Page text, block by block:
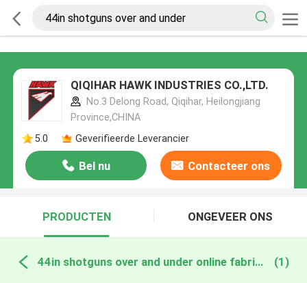
QIQIHAR HAWK INDUSTRIES CO.,LTD.
No.3 Delong Road, Qiqihar, Heilongjiang
Province,CHINA
5.0
Geverifieerde Leverancier
Bel nu Contacteer ons
PRODUCTEN ONGEVEER ONS
44in shotguns over and under online fabricage (1)